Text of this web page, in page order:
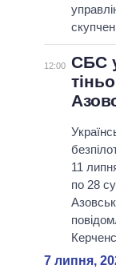
12:00 СБС
11
по 28
7 липня,